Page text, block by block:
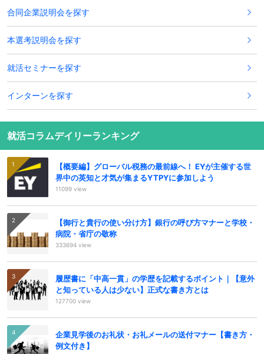
合同企業説明会を探す
本選考説明会を探す
就活セミナーを探す
インターンを探す
就活コラムデイリーランキング
【概要編】グローバル税務の最前線へ！ EYが主催する世
界中の英知と才気が集まるYTPYに参加しよう
11099 view
【御行と貴行の使い分け方】銀行の呼び方マナーと学校・
病院・省庁の敬称
333694 view
履歴書に「中高一貫」の学歴を記載するポイント｜【意外
と知っている人は少ない】正式な書き方とは
127700 view
企業見学後のお礼状・お礼メールの送付マナー【書き方・
例文付き】